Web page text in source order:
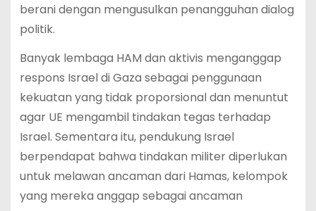
berani dengan mengusulkan penangguhan dialog
politik.
Banyak lembaga HAM dan aktivis menganggap
respons Israel di Gaza sebagai penggunaan
kekuatan yang tidak proporsional dan menuntut
agar UE mengambil tindakan tegas terhadap
Israel. Sementara itu, pendukung Israel
berpendapat bahwa tindakan militer diperlukan
untuk melawan ancaman dari Hamas, kelompok
yang mereka anggap sebagai ancaman